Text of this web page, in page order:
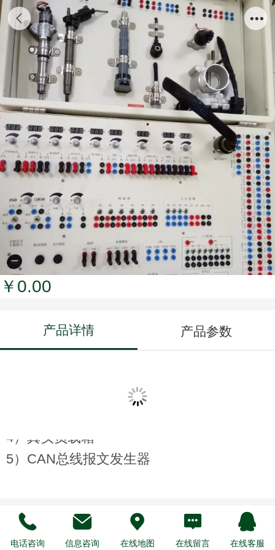
电控开环手工平台
￥0.00
产品详情 产品参数
2）发动机相位任意配置，转速30-6000rpm
4）真实负载箱
5）CAN总线报文发生器
推荐产品
电话咨询 信息咨询 在线地图 在线留言 在线客服